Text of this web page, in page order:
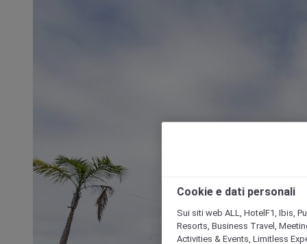
Cookie e dati personali
Sui siti web ALL, HotelF1, Ibis,
Resorts, Business Travel,
Activities & Events, Limitless